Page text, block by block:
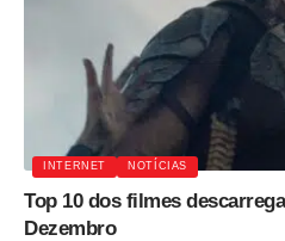
INTERNET NOTÍCIAS
Top 10 dos filmes
Dezembro